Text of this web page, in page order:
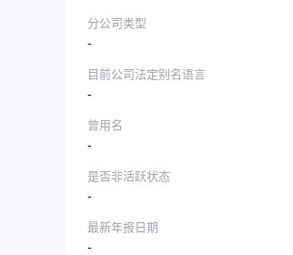
分公司类型
-
目前公司法定别名语言
-
曾用名
-
是否非活跃状态
-
最新年报日期
-